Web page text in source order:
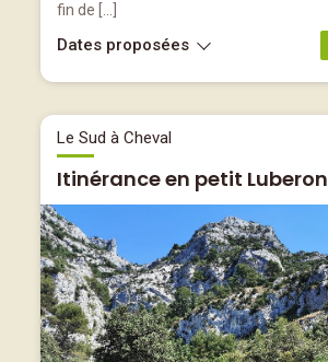
fin de […]
Dates proposées
Le Sud à Cheval
Itinérance en petit Luberon